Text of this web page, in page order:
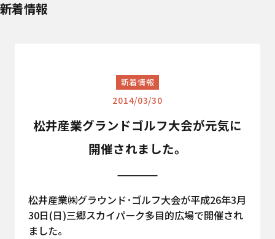
新着情報
新着情報
2014/03/30
松井産業グランドゴルフ大会が元気に
開催されました。
松井産業㈱グラウンド･ゴルフ大会が平成26年3月
30日(日)三郷スカイパーク多目的広場で開催され
ました。